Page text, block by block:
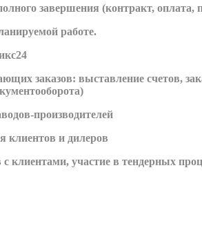
завершения (контракт, оплата,
работе.
заказов: выставление счетов,
производителей
клиентов и дилеров
клиентами, участие в тендерных